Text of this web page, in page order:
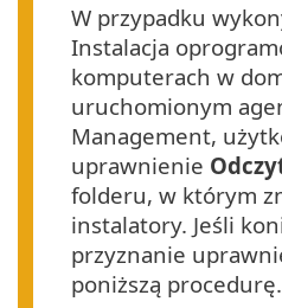
W przypadku
Instalacja
komputerach w
uruchomionym
Management,
uprawnienie
folderu, w którym
instalatory. Jeśli
przyznanie
poniższą procedurę.